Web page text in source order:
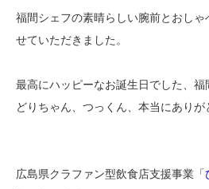
福間シェフの素晴らしい腕前とおしゃ
せていただきました。
最高にハッピーなお誕生日でした、
どりちゃん、つっくん、本当にあり
広島県クラファン型飲食店支援事業「